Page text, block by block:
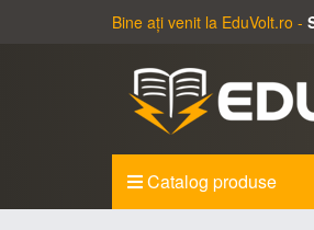
Bine ați venit la EduVolt.ro -
Catalog produse